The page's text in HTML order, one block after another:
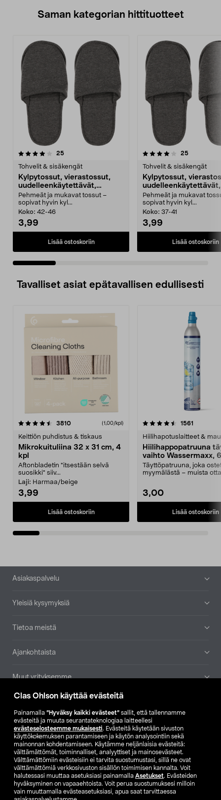
Clas Ohlson käyttää evästeitä
Painamalla ”Hyväksy kaikki evästeet” sallit, että tallennamme
evästeitä ja muuta seurantateknologiaa laitteellesi
evästeselosteemme mukaisesti. Evästeitä käytetään sivuston
käyttökokemuksen parantamiseen ja käytön analysointiin sekä
mainonnan kohdentamiseen. Käytämme neljänlaisia evästeitä:
välttämättömät, toiminnalliset, analyyttiset ja mainosevästeet.
Välttämättömiin evästeisiin ei tarvita suostumustasi, sillä ne ovat
välttämättömiä verkkosivuston sisällön toimimisen kannalta. Voit
halutessasi muuttaa asetuksiasi painamalla Asetukset. Evästeiden
hyväksyminen on vapaaehtoista. Voit perua suostumuksesi milloin
vain muuttamalla evästeasetuksiasi, apua saat tarvittaessa
Saman kategorian hittituotteet
25arvostelut
Tohvelit & sisäkengät
Kylpytossut, vierastossut,
uudelleenkäytettävät,
harmaat
Pehmeät ja mukavat tossut –
sopivat hyvin kyl...
Koko: 42-46
3,99
Lisää ostoskoriin
4.0 viidestä
25arvostelut
Tohvelit & sisäkengät
Kylpytossut,
uudelleenkäytettävät,
harmaat
Pehmeät ja mukavat
sopivat hyvin kyl...
Koko: 37-41
3,99
Lisää ostoskoriin
4.0 viidestä
Tavalliset asiat epätavallisen edullisesti
3810arvostelut (1,00/kpl)
Keittiön puhdistus & tiskaus
Mikrokuituliina 32 x 31 cm, 4
kpl
Aftonbladetin "itsestään selvä
suosikki" siiv...
Laji: Harmaa/beige
3,99
Lisää ostoskoriin
4.5viidestä
1561
Hiilihapotuslaitteet &
Hiilihappopatruuna
vaihto Wassermaxx,
Täyttöpatruuna, joka
myymälästä – muista
3,00
Lisää ostoskoriin
4.5viidestä
Alatunniste
Asiakaspalvelu
Yleisiä kysymyksiä
Tietoa meistä
Ajankohtaista
Muut yrityksemme
Etsi myymälä
SE NO FI
FI SV